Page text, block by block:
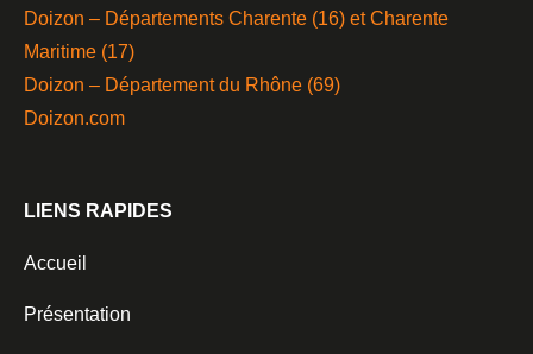
Doizon – Départements Charente (16) et Charente
Maritime (17)
Doizon – Département du Rhône (69)
Doizon.com
LIENS RAPIDES
Accueil
Présentation